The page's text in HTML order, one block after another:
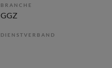
BRANCHE
GGZ
DIENSTVERBAND